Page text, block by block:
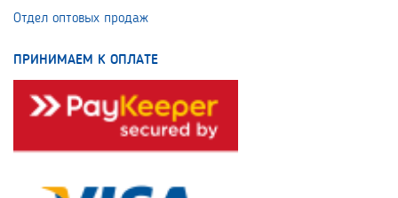
Отдел оптовых продаж
ПРИНИМАЕМ К ОПЛАТЕ